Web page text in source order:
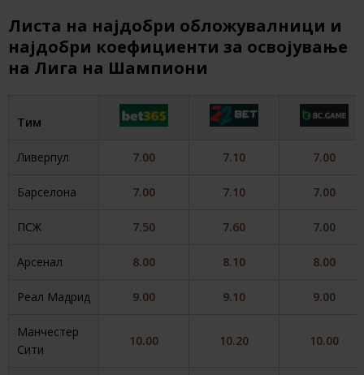
Листа на најдобри обложувалници и
најдобри коефициенти за освојување
на Лига на Шампиони
Тим
Ливерпул 7.00 7.10 7.00
Барселона 7.00 7.10 7.00
ПСЖ 7.50 7.60 7.00
Арсенал 8.00 8.10 8.00
Реал Мадрид 9.00 9.10 9.00
Манчестер
Сити
10.00 10.20 10.00